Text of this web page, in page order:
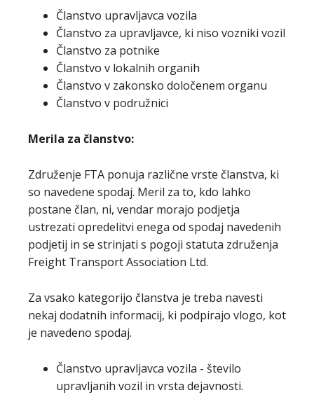
Članstvo upravljavca vozila
Članstvo za upravljavce, ki niso vozniki vozil
Članstvo za potnike
Članstvo v lokalnih organih
Članstvo v zakonsko določenem organu
Članstvo v podružnici
Merila za članstvo:
Združenje FTA ponuja različne vrste članstva, ki
so navedene spodaj. Meril za to, kdo lahko
postane član, ni, vendar morajo podjetja
ustrezati opredelitvi enega od spodaj navedenih
podjetij in se strinjati s pogoji statuta združenja
Freight Transport Association Ltd.
Za vsako kategorijo članstva je treba navesti
nekaj dodatnih informacij, ki podpirajo vlogo, kot
je navedeno spodaj.
Članstvo upravljavca vozila - število
upravljanih vozil in vrsta dejavnosti.